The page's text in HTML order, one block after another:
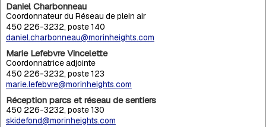
Daniel Charbonneau
Coordonnateur du Réseau de plein air
450 226-3232, poste 140
daniel.charbonneau@morinheights.com
Marie Lefebvre Vincelette
Coordonnatrice adjointe
450 226-3232, poste 123
marie.lefebvre@morinheights.com
Réception parcs et réseau de sentiers
450 226-3232, poste 130
skidefond@morinheights.com